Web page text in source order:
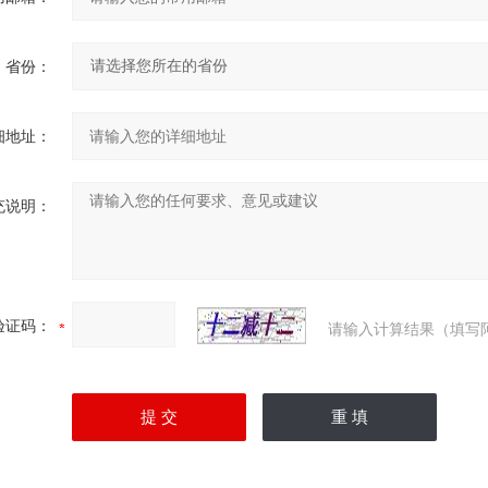
省份：
址：
明：
证码： 请输入计算结果（填写